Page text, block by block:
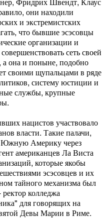
они находили
и экстремистских
что бывшие эсэсовцы
организации и
сеть своей
а она и поныне, подобно
своими щупальцами в ряде
систему юстиции и
службы, крупные
нацистов участвовало
власти. Такие палачи,
Америку через
американцев Ла Виста
которые якобы
эсэсовцев и их
тайного механизма был
колледжа
для говорящих на
Девы Марии в Риме.